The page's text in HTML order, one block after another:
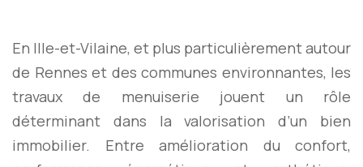
En Ille-et-Vilaine, et plus particulièrement autour
de Rennes et des communes environnantes, les
travaux de menuiserie jouent un rôle
déterminant dans la valorisation d’un bien
immobilier. Entre amélioration du confort,